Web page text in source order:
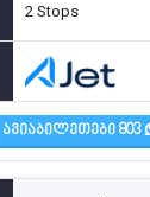
2 Stops
ᲐᲕᲘᲐᲑᲘᲚᲔᲗᲔᲑᲘ 803